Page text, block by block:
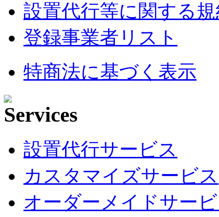
設置代行等に関する
登録事業者リスト
特商法に基づく表示
設置代行サービス
カスタマイズサービス
オーダーメイドサー